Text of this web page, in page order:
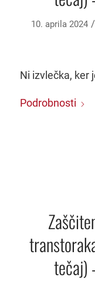
10. aprila 2024 /
Ni izvlečka, ker
Podrobnosti
tečaj)